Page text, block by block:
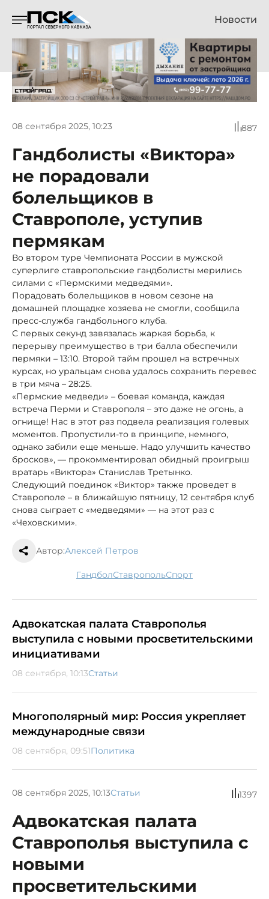
Новости
08 сентября 2025, 10:23 887
Гандболисты «Виктора»
не порадовали
болельщиков в
Ставрополе, уступив
пермякам
Во втором туре Чемпионата России в мужской
суперлиге ставропольские гандболисты мерились
силами с «Пермскими медведями».
Порадовать болельщиков в новом сезоне на
домашней площадке хозяева не смогли, сообщила
пресс-служба гандбольного клуба.
С первых секунд завязалась жаркая борьба, к
перерыву преимущество в три балла обеспечили
пермяки – 13:10. Второй тайм прошел на встречных
курсах, но уральцам снова удалось сохранить перевес
в три мяча – 28:25.
«Пермские медведи» – боевая команда, каждая
встреча Перми и Ставрополя – это даже не огонь, а
огнище! Нас в этот раз подвела реализация голевых
моментов. Пропустили-то в принципе, немного,
однако забили еще меньше. Надо улучшить качество
бросков», — прокомментировал обидный проигрыш
вратарь «Виктора» Станислав Третынко.
Следующий поединок «Виктор» также проведет в
Ставрополе – в ближайшую пятницу, 12 сентября клуб
снова сыграет с «медведями» — на этот раз с
«Чеховскими».
Автор:Алексей Петров
гандбол Ставрополь спорт
Адвокатская палата Ставрополья
выступила с новыми просветительскими
инициативами
08 сентября, 10:13Статьи
Многополярный мир: Россия укрепляет
международные связи
08 сентября, 09:51Политика
08 сентября 2025, 10:13Статьи 1397
Адвокатская палата
Ставрополья выступила с
новыми
просветительскими